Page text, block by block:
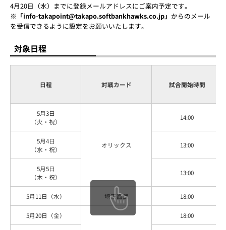
4月20日（水）までに登録メールアドレスにご案内予定です。
※ 「info-takapoint@takapo.softbankhawks.co.jp」 からのメール
を受信できるように設定をお願いいたします。
対象日程
日程 対戦カード 試合開始時間
5月3日
（火・祝）
オリックス
14:00
5月4日
（水・祝）
13:00
5月5日
（木・祝）
13:00
5月11日（水） 埼玉西武 18:00
5月20日（金） 18:00